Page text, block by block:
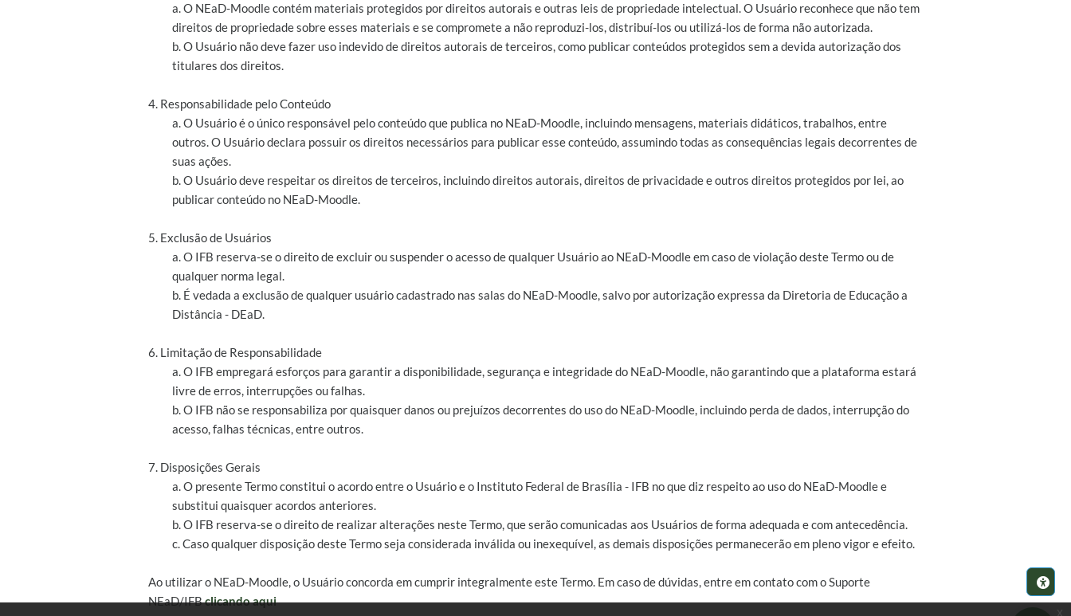
a. O NEaD-Moodle contém materiais protegidos por direitos autorais e outras leis de propriedade intelectual. O Usuário reconhece que não tem
direitos de propriedade sobre esses materiais e se compromete a não reproduzi-los, distribuí-los ou utilizá-los de forma não autorizada.
b. O Usuário não deve fazer uso indevido de direitos autorais de terceiros, como publicar conteúdos protegidos sem a devida autorização dos
titulares dos direitos.
4. Responsabilidade pelo Conteúdo
a. O Usuário é o único responsável pelo conteúdo que publica no NEaD-Moodle, incluindo mensagens, materiais didáticos, trabalhos, entre
outros. O Usuário declara possuir os direitos necessários para publicar esse conteúdo, assumindo todas as consequências legais decorrentes de
suas ações.
b. O Usuário deve respeitar os direitos de terceiros, incluindo direitos autorais, direitos de privacidade e outros direitos protegidos por lei, ao
publicar conteúdo no NEaD-Moodle.
5. Exclusão de Usuários
a. O IFB reserva-se o direito de excluir ou suspender o acesso de qualquer Usuário ao NEaD-Moodle em caso de violação deste Termo ou de
qualquer norma legal.
b. É vedada a exclusão de qualquer usuário cadastrado nas salas do NEaD-Moodle, salvo por autorização expressa da Diretoria de Educação a
Distância - DEaD.
6. Limitação de Responsabilidade
a. O IFB empregará esforços para garantir a disponibilidade, segurança e integridade do NEaD-Moodle, não garantindo que a plataforma estará
livre de erros, interrupções ou falhas.
b. O IFB não se responsabiliza por quaisquer danos ou prejuízos decorrentes do uso do NEaD-Moodle, incluindo perda de dados, interrupção do
acesso, falhas técnicas, entre outros.
7. Disposições Gerais
a. O presente Termo constitui o acordo entre o Usuário e o Instituto Federal de Brasília - IFB no que diz respeito ao uso do NEaD-Moodle e
substitui quaisquer acordos anteriores.
b. O IFB reserva-se o direito de realizar alterações neste Termo, que serão comunicadas aos Usuários de forma adequada e com antecedência.
c. Caso qualquer disposição deste Termo seja considerada inválida ou inexequível, as demais disposições permanecerão em pleno vigor e efeito.
Ao utilizar o NEaD-Moodle, o Usuário concorda em cumprir integralmente este Termo. Em caso de dúvidas, entre em contato com o Suporte
NEaD/IFBclicando aqui